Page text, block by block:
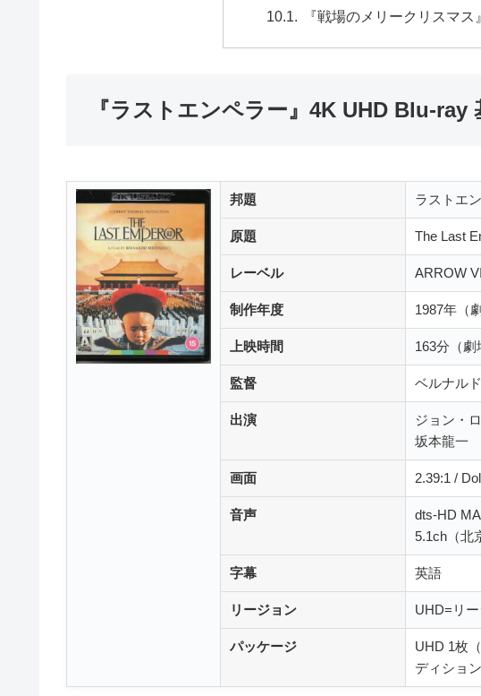
『戦場のメリークリスマ
『ラストエンペラー』4K UHD Blu-ray
邦題 ラストエ
原題 The Last
レーベル ARROW
制作年度 1987年（
上映時間 163分（劇
監督 ベルナル
出演
ジョン・
坂本龍一
画面 2.39:1 /
音声
dts-HD
5.1ch（北
字幕 英語
リージョン UHD=リ
パッケージ
UHD 1枚
ディション